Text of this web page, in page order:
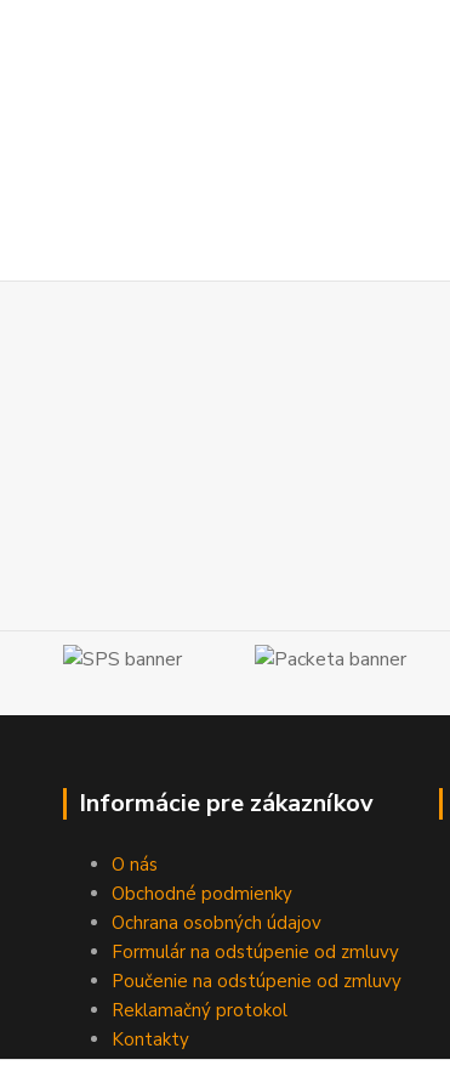
Informácie pre zákazníkov
O nás
Obchodné podmienky
Ochrana osobných údajov
Formulár na odstúpenie od zmluvy
Poučenie na odstúpenie od zmluvy
Reklamačný protokol
Kontakty